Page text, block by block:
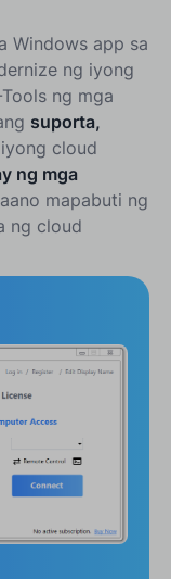
Windows app sa
ng iyong
ng mga
suporta,
cloud
ng mga
mapabuti ng
ng cloud